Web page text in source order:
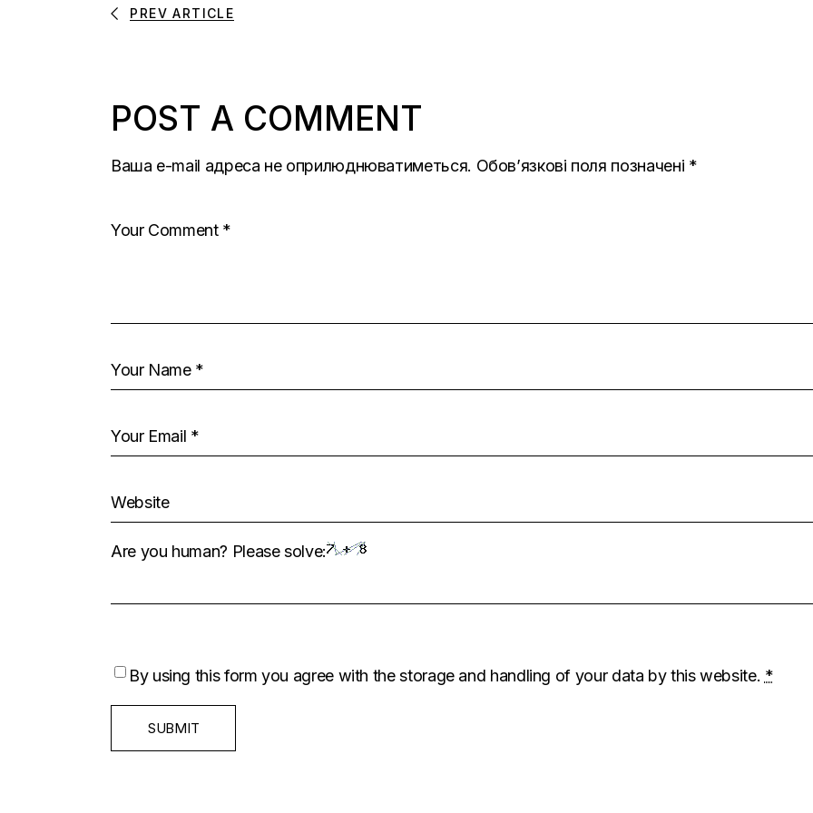
PREV ARTICLE
POST A COMMENT
Ваша e-mail адреса не оприлюднюватиметься. Обов’язкові поля позначені *
Are you human? Please solve:
By using this form you agree with the storage and handling of your data by this website. *
SUBMIT